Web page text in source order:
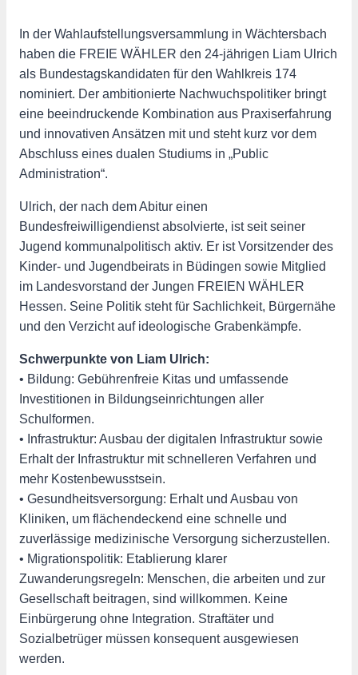
In der Wahlaufstellungsversammlung in Wächtersbach
haben die FREIE WÄHLER den 24-jährigen Liam Ulrich
als Bundestagskandidaten für den Wahlkreis 174
nominiert. Der ambitionierte Nachwuchspolitiker bringt
eine beeindruckende Kombination aus Praxiserfahrung
und innovativen Ansätzen mit und steht kurz vor dem
Abschluss eines dualen Studiums in „Public
Administration“.
Ulrich, der nach dem Abitur einen
Bundesfreiwilligendienst absolvierte, ist seit seiner
Jugend kommunalpolitisch aktiv. Er ist Vorsitzender des
Kinder- und Jugendbeirats in Büdingen sowie Mitglied
im Landesvorstand der Jungen FREIEN WÄHLER
Hessen. Seine Politik steht für Sachlichkeit, Bürgernähe
und den Verzicht auf ideologische Grabenkämpfe.
Schwerpunkte von Liam Ulrich:
• Bildung: Gebührenfreie Kitas und umfassende
Investitionen in Bildungseinrichtungen aller
Schulformen.
• Infrastruktur: Ausbau der digitalen Infrastruktur sowie
Erhalt der Infrastruktur mit schnelleren Verfahren und
mehr Kostenbewusstsein.
• Gesundheitsversorgung: Erhalt und Ausbau von
Kliniken, um flächendeckend eine schnelle und
zuverlässige medizinische Versorgung sicherzustellen.
• Migrationspolitik: Etablierung klarer
Zuwanderungsregeln: Menschen, die arbeiten und zur
Gesellschaft beitragen, sind willkommen. Keine
Einbürgerung ohne Integration. Straftäter und
Sozialbetrüger müssen konsequent ausgewiesen
werden.